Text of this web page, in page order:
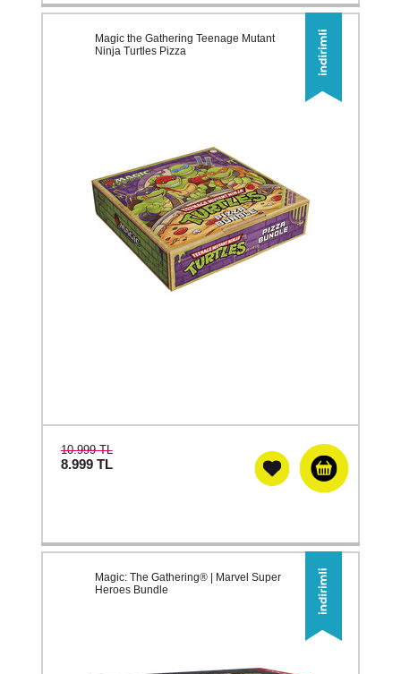
Magic the Gathering Teenage Mutant
Ninja Turtles Pizza
10.999 TL
8.999 TL
Magic: The Gathering® | Marvel Super
Heroes Bundle